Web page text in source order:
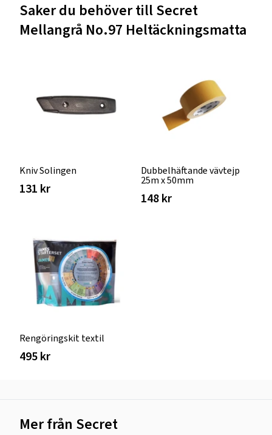
Saker du behöver till Secret
Mellangrå No.97 Heltäckningsmatta
Kniv Solingen
131 kr
Dubbelhäftande vävtejp
25m x 50mm
148 kr
Rengöringskit textil
495 kr
Mer från Secret